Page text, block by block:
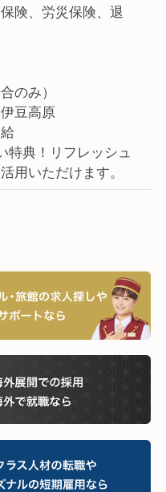
険、労災保険、退
のみ）
豆高原
典！リフレッシュ
用いただけます。